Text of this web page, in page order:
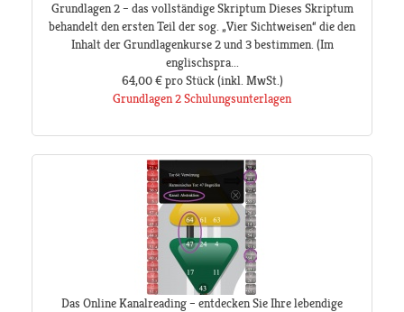
Grundlagen 2 – das vollständige Skriptum Dieses Skriptum
behandelt den ersten Teil der sog. „Vier Sichtweisen“ die den
Inhalt der Grundlagenkurse 2 und 3 bestimmen. (Im
englischspra...
64,00 € pro Stück(inkl. MwSt.)
Grundlagen 2 Schulungsunterlagen
Das Online Kanalreading – entdecken Sie Ihre lebendige